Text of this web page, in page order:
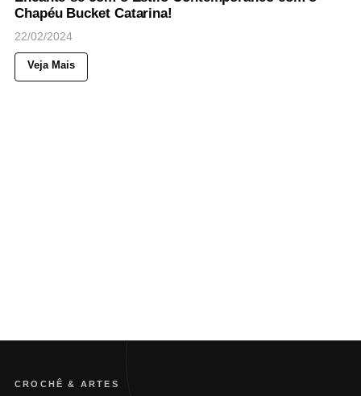
Chapéu Bucket Catarina!
22/02/2024
Veja Mais
CROCHÊ & ARTES